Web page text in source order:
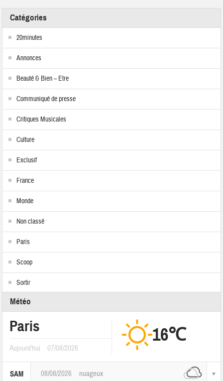
Catégories
20minutes
Annonces
Beauté & Bien – Etre
Communiqué de presse
Critiques Musicales
Culture
Exclusif
France
Monde
Non classé
Paris
Scoop
Sortir
Météo
Paris
Aujourd'hui 07/08/2026
16℃
SAM 08/08/2026 nuageux